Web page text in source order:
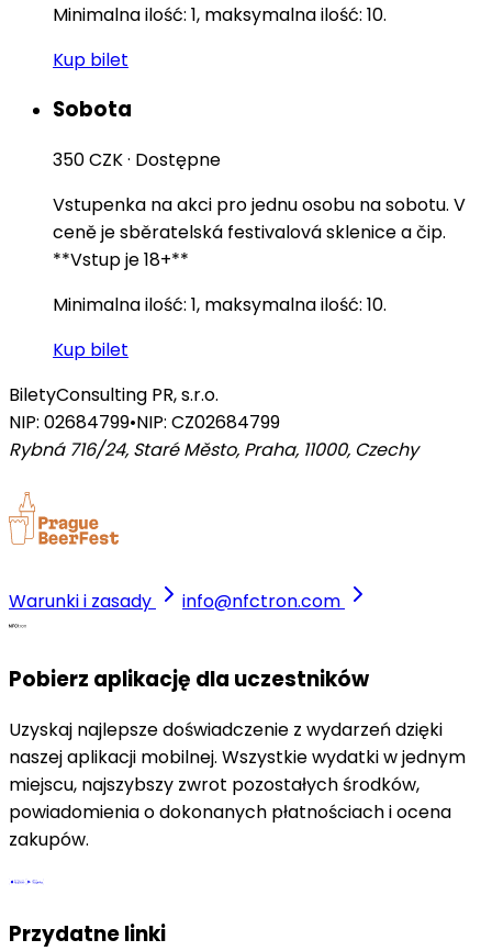
Minimalna ilość: 1, maksymalna ilość: 10.
Kup bilet
Sobota
350 CZK· Dostępne
Vstupenka na akci pro jednu osobu na sobotu. V
ceně je sběratelská festivalová sklenice a čip.
**Vstup je 18+**
Minimalna ilość: 1, maksymalna ilość: 10.
Kup bilet
BiletyConsulting PR, s.r.o.
NIP: 02684799•NIP: CZ02684799
Rybná 716/24, Staré Město, Praha, 11000, Czechy
Warunki i zasady info@nfctron.com
Pobierz aplikację dla uczestników
Uzyskaj najlepsze doświadczenie z wydarzeń dzięki
naszej aplikacji mobilnej. Wszystkie wydatki w jednym
miejscu, najszybszy zwrot pozostałych środków,
powiadomienia o dokonanych płatnościach i ocena
zakupów.
Przydatne linki